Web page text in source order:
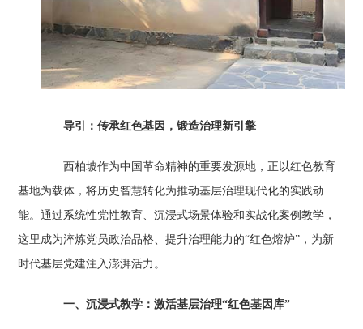
导引：传承红色基因，锻造治理新引擎‌
西柏坡作为中国革命精神的重要发源地，正以红色教育
基地为载体，将历史智慧转化为推动基层治理现代化的实践动
能。通过系统性党性教育、沉浸式场景体验和实战化案例教学，
这里成为淬炼党员政治品格、提升治理能力的“红色熔炉”，为新
时代基层党建注入澎湃活力。
一、沉浸式教学：激活基层治理“红色基因库”‌